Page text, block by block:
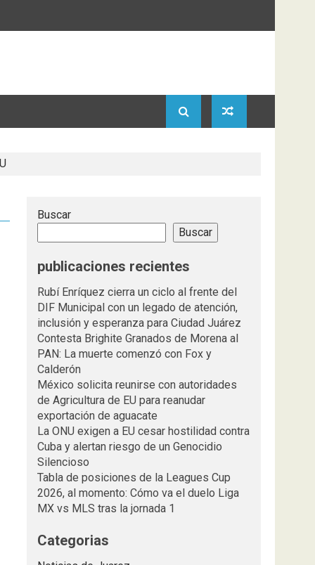
Buscar
Buscar
publicaciones recientes
Rubí Enríquez cierra un ciclo al frente del
DIF Municipal con un legado de atención,
inclusión y esperanza para Ciudad Juárez
Contesta Brighite Granados de Morena al
PAN: La muerte comenzó con Fox y
Calderón
México solicita reunirse con autoridades
de Agricultura de EU para reanudar
exportación de aguacate
La ONU exigen a EU cesar hostilidad contra
Cuba y alertan riesgo de un Genocidio
Silencioso
Tabla de posiciones de la Leagues Cup
2026, al momento: Cómo va el duelo Liga
MX vs MLS tras la jornada 1
Categorias